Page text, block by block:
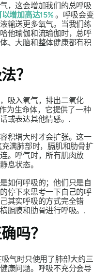
，这会增加我们的总呼吸
增加高达15% 。呼吸会变
输送更多氧气。当我们练
他瑜伽和流瑜伽时，总呼
、大脑和整体健康都有积
？
吸入氧气，排出二氧化
为生命体，它提供了一种
或表达其他情感。.
积增大时才会扩张。这一
满肺部时，膈肌和肋骨扩
。呼气时，所有肌肉放
息状态。
如何呼吸的；他们只是自
停下来思考一下自己的呼
其实呼吸的方式完全错
膈膜和肋骨进行呼吸。.
吗？
气时只使用了肺部大约三
康问题。呼吸不充分会导